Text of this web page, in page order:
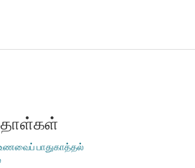
பாதுகாத்தல்